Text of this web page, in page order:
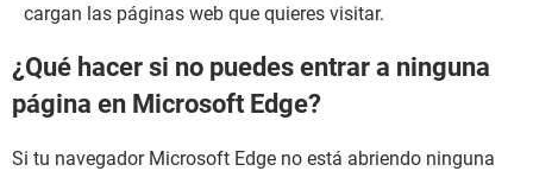
cargan las páginas web que quieres visitar.
¿Qué hacer si no puedes entrar a ninguna
página en Microsoft Edge?
Si tu navegador Microsoft Edge no está abriendo ninguna